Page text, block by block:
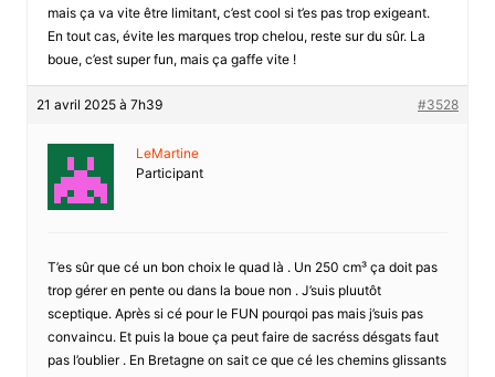
mais ça va vite être limitant, c’est cool si t’es pas trop exigeant.
En tout cas, évite les marques trop chelou, reste sur du sûr. La
boue, c’est super fun, mais ça gaffe vite !
21 avril 2025 à 7h39 #3528
LeMartine
Participant
T’es sûr que cé un bon choix le quad là . Un 250 cm³ ça doit pas
trop gérer en pente ou dans la boue non . J’suis pluutôt
sceptique. Après si cé pour le FUN pourqoi pas mais j’suis pas
convaincu. Et puis la boue ça peut faire de sacréss désgats faut
pas l’oublier . En Bretagne on sait ce que cé les chemins glissants